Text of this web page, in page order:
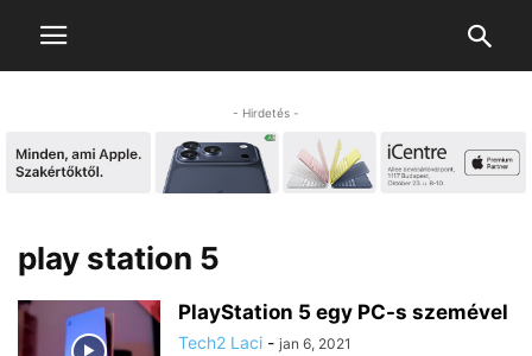
- Hirdetés -
play station 5
PlayStation 5 egy PC-s szemével
Tech2 Laci - jan 6, 2021